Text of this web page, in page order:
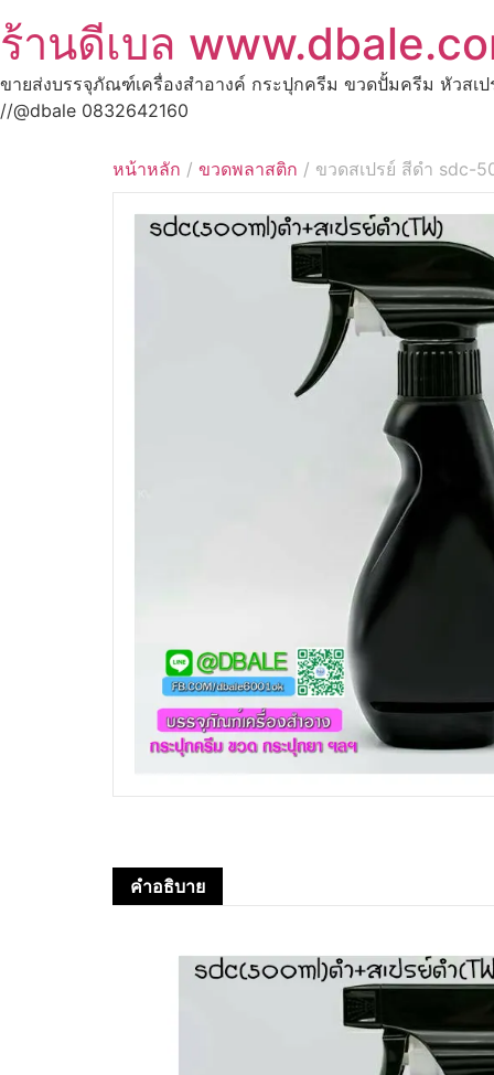
ร้านดีเบล
ขายส่งบรรจุภัณฑ์เครื่องสำอางค์ กระปุกครีม ขวดปั้มครีม หัวสเป
//@dbale 0832642160
หน้าหลัก / ขวดพลาสติก / ขวดสเปรย์ สีดำ sdc-
คำอธิบาย